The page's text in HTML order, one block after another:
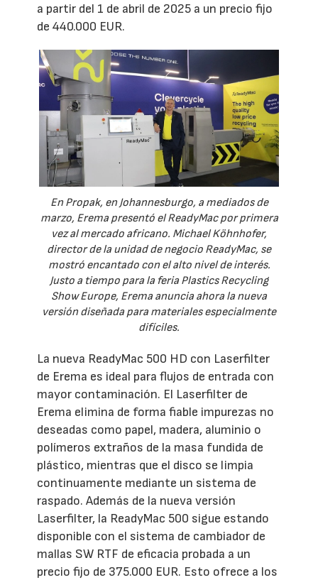
a partir del 1 de abril de 2025 a un precio fijo
de 440.000 EUR.
En Propak, en Johannesburgo, a mediados de
marzo, Erema presentó el ReadyMac por primera
vez al mercado africano. Michael Köhnhofer,
director de la unidad de negocio ReadyMac, se
mostró encantado con el alto nivel de interés.
Justo a tiempo para la feria Plastics Recycling
Show Europe, Erema anuncia ahora la nueva
versión diseñada para materiales especialmente
difíciles.
La nueva ReadyMac 500 HD con Laserfilter
de Erema es ideal para flujos de entrada con
mayor contaminación. El Laserfilter de
Erema elimina de forma fiable impurezas no
deseadas como papel, madera, aluminio o
polímeros extraños de la masa fundida de
plástico, mientras que el disco se limpia
continuamente mediante un sistema de
raspado. Además de la nueva versión
Laserfilter, la ReadyMac 500 sigue estando
disponible con el sistema de cambiador de
mallas SW RTF de eficacia probada a un
precio fijo de 375.000 EUR. Esto ofrece a los